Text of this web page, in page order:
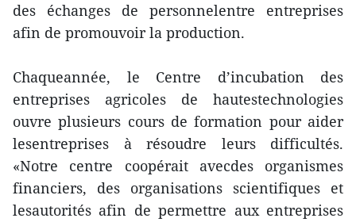
des échanges de personnelentre entreprises
afin de promouvoir la production.
Chaqueannée, le Centre d’incubation des
entreprises agricoles de hautestechnologies
ouvre plusieurs cours de formation pour aider
lesentreprises à résoudre leurs difficultés.
«Notre centre coopérait avecdes organismes
financiers, des organisations scientifiques et
lesautorités afin de permettre aux entreprises